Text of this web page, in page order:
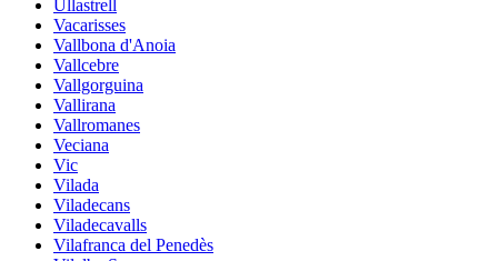
Ullastrell
Vacarisses
Vallbona d'Anoia
Vallcebre
Vallgorguina
Vallirana
Vallromanes
Veciana
Vic
Vilada
Viladecans
Viladecavalls
Vilafranca del Penedès